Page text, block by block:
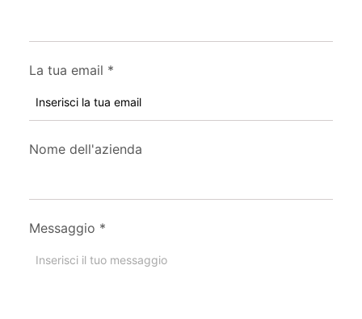
La tua email *
Nome dell'azienda
Messaggio *